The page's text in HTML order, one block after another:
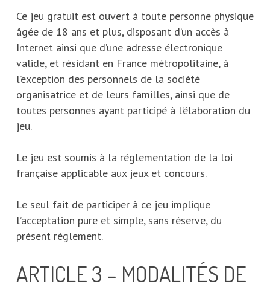
Ce jeu gratuit est ouvert à toute personne physique
âgée de 18 ans et plus, disposant d’un accès à
Internet ainsi que d’une adresse électronique
valide, et résidant en France métropolitaine, à
l’exception des personnels de la société
organisatrice et de leurs familles, ainsi que de
toutes personnes ayant participé à l’élaboration du
jeu.
Le jeu est soumis à la réglementation de la loi
française applicable aux jeux et concours.
Le seul fait de participer à ce jeu implique
l’acceptation pure et simple, sans réserve, du
présent règlement.
ARTICLE 3 – MODALITÉS DE